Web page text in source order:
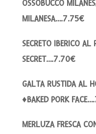
OSSOBUCCO
MILANESA….7.75€
SECRETO IBERICO AL
SECRET….7.70€
GALTA RUSTIDA AL
♦BAKED PORK
MERLUZA FRESCA